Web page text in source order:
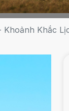
Khắc